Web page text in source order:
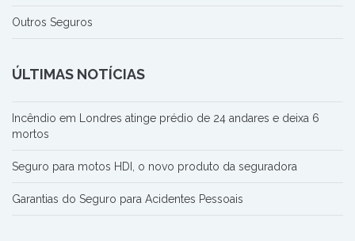
Outros Seguros
ÚLTIMAS NOTÍCIAS
Incêndio em Londres atinge prédio de 24 andares e deixa 6
mortos
Seguro para motos HDI, o novo produto da seguradora
Garantias do Seguro para Acidentes Pessoais